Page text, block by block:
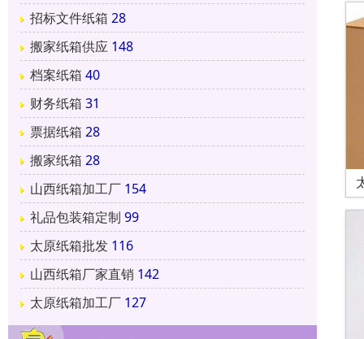
招标文件纸箱 28
搬家纸箱供应 148
档案纸箱 40
财务纸箱 31
票据纸箱 28
搬家纸箱 28
山西纸箱加工厂 154
礼品包装箱定制 99
太原纸箱批发 116
山西纸箱厂家直销 142
太原纸箱加工厂 127